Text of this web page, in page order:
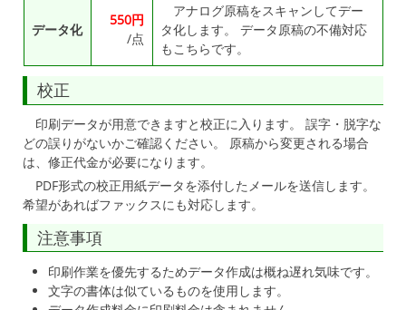
データ化
550
/点
アナログ原稿をスキャンしてデー
タ化します。 データ原稿の不備対応
もこちらです。
校正
印刷データが用意できますと校正に入ります。 誤字・脱字な
どの誤りがないかご確認ください。 原稿から変更される場合
は、修正代金が必要になります。
PDF形式の校正用紙データを添付したメールを送信します。
希望があればファックスにも対応します。
注意事項
印刷作業を優先するためデータ作成は概ね遅れ気味です。
文字の書体は似ているものを使用します。